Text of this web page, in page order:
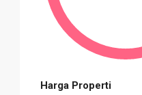
Harga Properti